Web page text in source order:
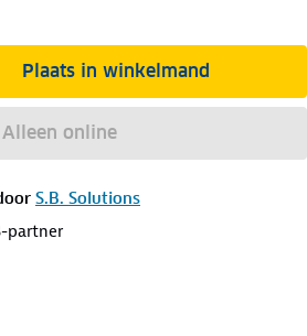
Plaats in winkelmand
Alleen online
S.B. Solutions
partner